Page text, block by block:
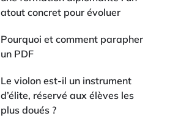
atout concret pour évoluer
Pourquoi et comment parapher
un PDF
Le violon est-il un instrument
d’élite, réservé aux élèves les
plus doués ?